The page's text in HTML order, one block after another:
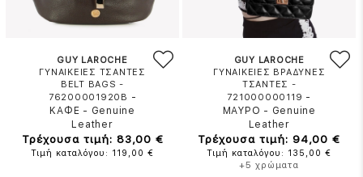
GUY LAROCHE
ΓΥΝΑΙΚΕΙΕΣ ΤΣΑΝΤΕΣ
BELT BAGS -
76200001920B -
ΚΑΦΕ - Genuine
Leather
Τρέχουσα τιμή: 83,00 €
Τιμή καταλόγου: 119,00 €
GUY LAROCHE
ΓΥΝΑΙΚΕΙΕΣ ΒΡΑΔΥΝΕΣ
ΤΣΑΝΤΕΣ -
721000000119 -
ΜΑΥΡΟ - Genuine
Leather
Τρέχουσα τιμή: 94,00 €
Τιμή καταλόγου: 135,00 €
+5 χρώματα